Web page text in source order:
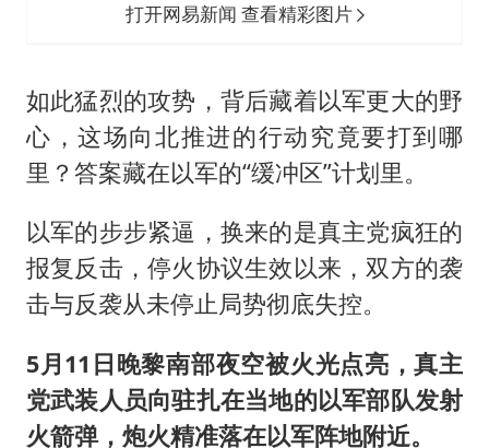
打开网易新闻 查看精彩图片
如此猛烈的攻势，背后藏着以军更大的野
心，这场向北推进的行动究竟要打到哪
里？答案藏在以军的“缓冲区”计划里。
以军的步步紧逼，换来的是真主党疯狂的
报复反击，停火协议生效以来，双方的袭
击与反袭从未停止局势彻底失控。
5月11日晚黎南部夜空被火光点亮，真主
党武装人员向驻扎在当地的以军部队发射
火箭弹，炮火精准落在以军阵地附近。